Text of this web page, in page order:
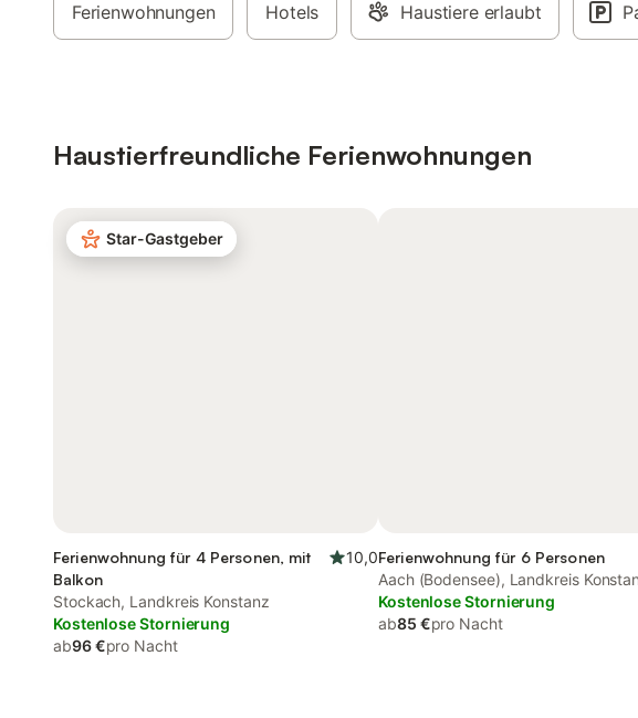
Ferienwohnungen Hotels Haustiere erlaubt
Haustierfreundliche Ferienwohnungen
Star-Gastgeber
Ferienwohnung für 4 Personen, mit
Balkon
10,0
Stockach, Landkreis Konstanz
Kostenlose Stornierung
ab96 €pro Nacht
Ferienwohnung für 6 Personen
Aach (Bodensee), Landkreis
Kostenlose Stornierung
ab85 €pro Nacht